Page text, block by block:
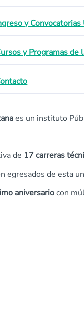
y
y Programas de
es un instituto
de 17carreras
egresados de esta
aniversariocon